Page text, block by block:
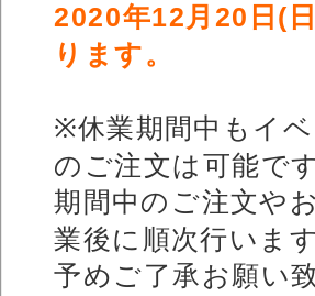
2020年12月20日(
ります。
※休業期間中もイ
のご注文は可能で
期間中のご注文や
業後に順次行いま
予めご了承お願い